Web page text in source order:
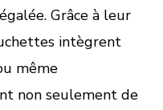
Grâce à leur
intègrent
même
non seulement de